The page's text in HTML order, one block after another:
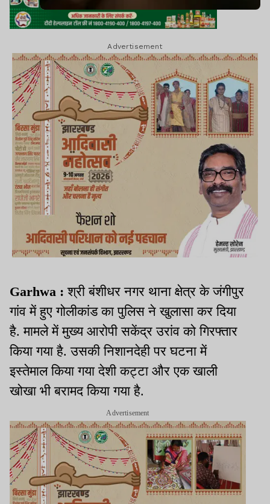
Advertisement
Garhwa :श्री बंशीधर नगर थाना क्षेत्र के जंगीपुर
गांव में हुए गोलीकांड का पुलिस ने खुलासा कर दिया
है. मामले में मुख्य आरोपी सकेंद्र उरांव को गिरफ्तार
किया गया है. उसकी निशानदेही पर घटना में
इस्तेमाल किया गया देशी कट्टा और एक खाली
खोखा भी बरामद किया गया है.
Advertisement